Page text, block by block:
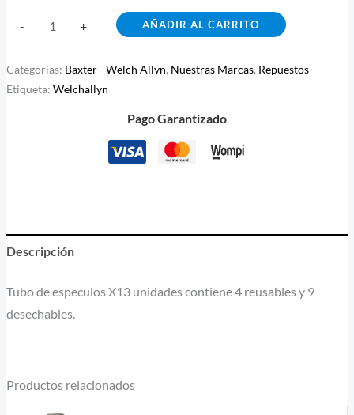
- + AÑADIR AL CARRITO
Categorías: Baxter - Welch Allyn, Nuestras Marcas, Repuestos
Etiqueta:Welchallyn
Pago Garantizado
Descripción
Tubo de especulos X13 unidades contiene 4 reusables y 9
desechables.
Productos relacionados